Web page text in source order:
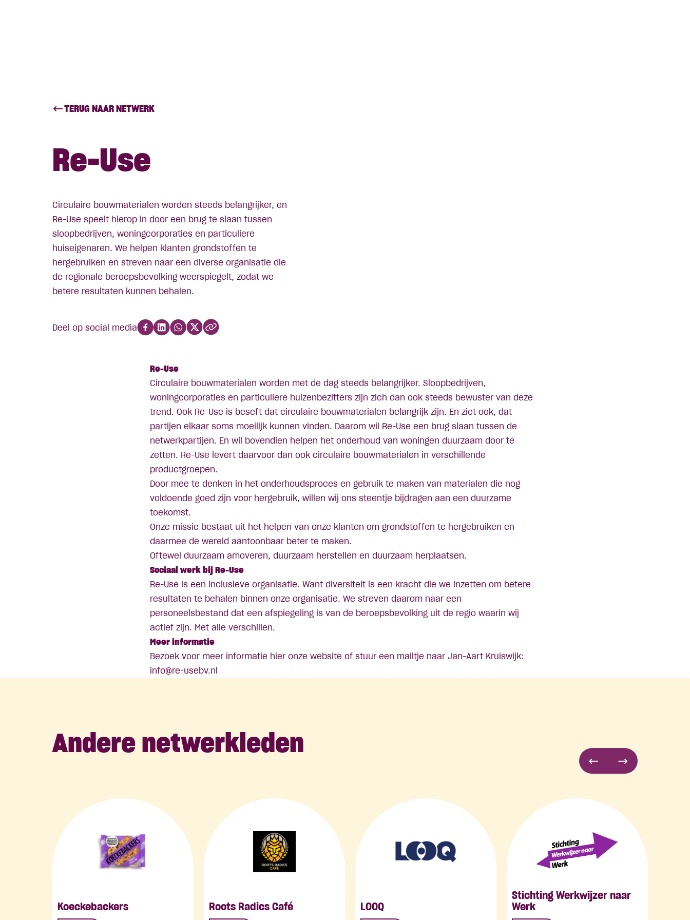
TERUG NAAR NETWERK
Re-Use
Circulaire bouwmaterialen worden steeds belangrijker, en
Re-Use speelt hierop in door een brug te slaan tussen
sloopbedrijven, woningcorporaties en particuliere
huiseigenaren. We helpen klanten grondstoffen te
hergebruiken en streven naar een diverse organisatie die
de regionale beroepsbevolking weerspiegelt, zodat we
betere resultaten kunnen behalen.
Deel op social media
Re-Use
Circulaire bouwmaterialen worden met de dag steeds belangrijker. Sloopbedrijven,
woningcorporaties en particuliere huizenbezitters zijn zich dan ook steeds bewuster van deze
trend. Ook Re-Use is beseft dat circulaire bouwmaterialen belangrijk zijn. En ziet ook, dat
partijen elkaar soms moeilijk kunnen vinden. Daarom wil Re-Use een brug slaan tussen de
netwerkpartijen. En wil bovendien helpen het onderhoud van woningen duurzaam door te
zetten. Re-Use levert daarvoor dan ook circulaire bouwmaterialen in verschillende
productgroepen.
Door mee te denken in het onderhoudsproces en gebruik te maken van materialen die nog
voldoende goed zijn voor hergebruik, willen wij ons steentje bijdragen aan een duurzame
toekomst.
Onze missie bestaat uit het helpen van onze klanten om grondstoffen te hergebruiken en
daarmee de wereld aantoonbaar beter te maken.
Oftewel duurzaam amoveren, duurzaam herstellen en duurzaam herplaatsen.
Sociaal werk bij Re-Use
Re-Use is een inclusieve organisatie. Want diversiteit is een kracht die we inzetten om betere
resultaten te behalen binnen onze organisatie. We streven daarom naar een
personeelsbestand dat een afspiegeling is van de beroepsbevolking uit de regio waarin wij
actief zijn. Met alle verschillen.
Meer informatie
Bezoek voor meer informatie hieronze website of stuur een mailtje naar Jan-Aart Kruiswijk:
info@re-usebv.nl
Andere netwerkleden
Koeckebackers Roots Radics Café LOOQ
Stichting Werkwijzer naar
Werk